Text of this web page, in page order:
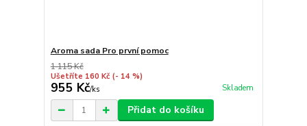
Aroma sada Pro první pomoc
1 115 Kč
Ušetříte 160 Kč (- 14 %)
955 Kč/ks Skladem
Přidat do košíku